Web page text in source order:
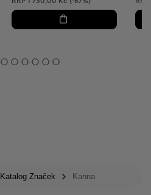
Katalog Značek Kanna